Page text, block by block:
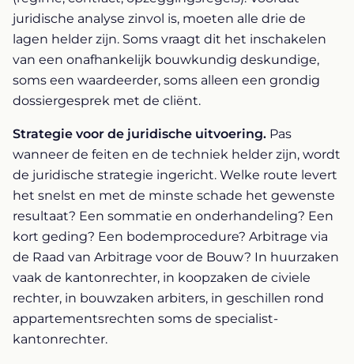
juridische analyse zinvol is, moeten alle drie de
lagen helder zijn. Soms vraagt dit het inschakelen
van een onafhankelijk bouwkundig deskundige,
soms een waardeerder, soms alleen een grondig
dossiergesprek met de cliënt.
Strategie voor de juridische uitvoering. Pas
wanneer de feiten en de techniek helder zijn, wordt
de juridische strategie ingericht. Welke route levert
het snelst en met de minste schade het gewenste
resultaat? Een sommatie en onderhandeling? Een
kort geding? Een bodemprocedure? Arbitrage via
de Raad van Arbitrage voor de Bouw? In huurzaken
vaak de kantonrechter, in koopzaken de civiele
rechter, in bouwzaken arbiters, in geschillen rond
appartementsrechten soms de specialist-
kantonrechter.